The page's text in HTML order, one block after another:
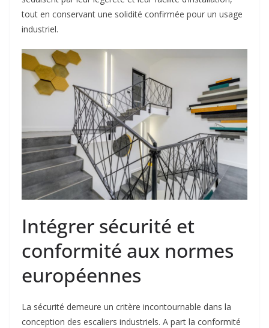
tout en conservant une solidité confirmée pour un usage
industriel.
Intégrer sécurité et
conformité aux normes
européennes
La sécurité demeure un critère incontournable dans la
conception des escaliers industriels. A part la conformité